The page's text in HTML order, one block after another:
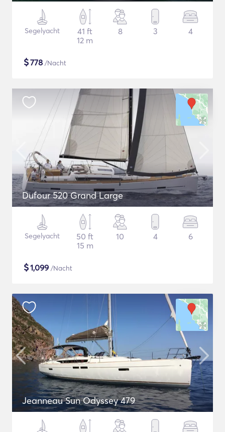
Segelyacht
41 ft
12 m
8 3 4
$778 /Nacht
Dufour 520 Grand Large
Segelyacht
50 ft
15 m
10 4 6
$1,099 /Nacht
Jeanneau Sun Odyssey 479